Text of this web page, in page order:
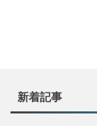
新着記事